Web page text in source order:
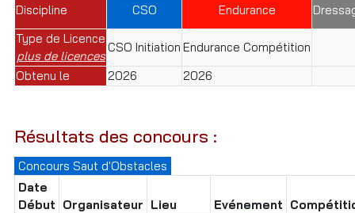
Discipline
CSO Endurance
Type de Licence
plus de licences
CSO Initiation Endurance Compétition
Obtenu le
2026 2026
Résultats des concours :
Concours Saut d'Obstacles
Date
Début Organisateur Lieu Evénement